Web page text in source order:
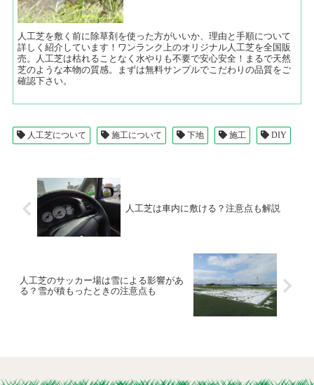
人工芝を敷く前に除草剤を使った方がいいか、理由と手順について
詳しく紹介しています！ワンランク上のオリジナル人工芝を全国販
売。人工芝は枯れることなく水やりも不要で安心安全！まるで天然
芝のような本物の質感。まずは無料サンプルでこだわりの品質をご
確認下さい。
人工芝について 施工について 下地 施工 DIY
人工芝は車内に敷ける？注意点も解説
人工芝のサッカー場は雪による影響があ
る？雪が積もったときの注意点も